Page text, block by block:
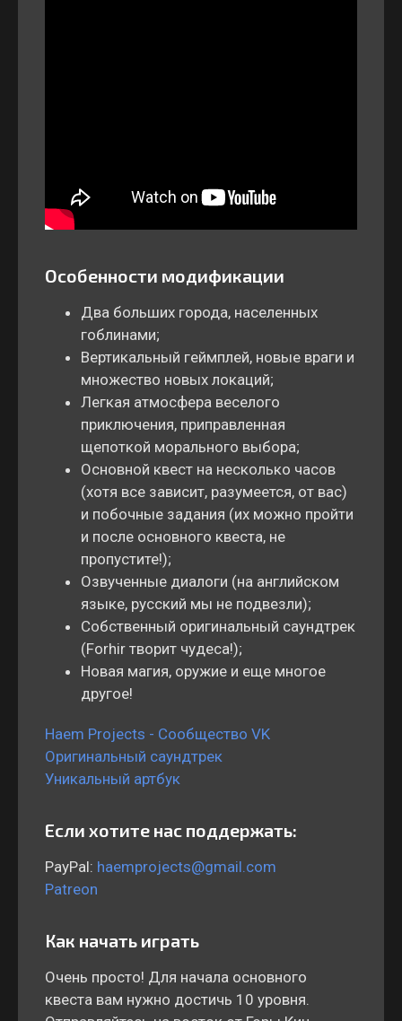
Особенности модификации
Два больших города, населенных
гоблинами;
Вертикальный геймплей, новые враги и
множество новых локаций;
Легкая атмосфера веселого
приключения, приправленная
щепоткой морального выбора;
Основной квест на несколько часов
(хотя все зависит, разумеется, от вас)
и побочные задания (их можно пройти
и после основного квеста, не
пропустите!);
Озвученные диалоги (на английском
языке, русский мы не подвезли);
Собственный оригинальный саундтрек
(Forhir творит чудеса!);
Новая магия, оружие и еще многое
другое!
Haem Projects - Сообщество VK
Оригинальный саундтрек
Уникальный артбук
Если хотите нас поддержать:
PayPal: haemprojects@gmail.com
Patreon
Как начать играть
Очень просто! Для начала основного
квеста вам нужно достичь 10 уровня.